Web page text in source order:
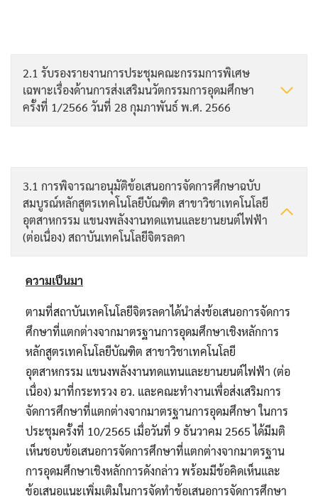
2.1 รับรองรายงานการประชุมคณะกรรมการพิเศษ
เฉพาะเรื่องด้านการส่งเสริมนวัตกรรมการอุดมศึกษา
ครั้งที่ 1/2566 วันที่ 28 กุมภาพันธ์ พ.ศ. 2566
3.1 การพิจารณาอนุมัติข้อเสนอการจัดการศึกษาฉบับ
สมบูรณ์หลักสูตรเทคโนโลยีบัณฑิต สาขาวิชาเทคโนโลยี
อุตสาหกรรม แขนงพลังงานทดแทนและยานยนต์ไฟฟ้า
(ต่อเนื่อง) สถาบันเทคโนโลยีจิตรลดา
ความเป็นมา
ตามที่สถาบันเทคโนโลยีจิตรลดาได้นำส่งข้อเสนอการจัดการ
ศึกษาที่แตกต่างจากมาตรฐานการอุดมศึกษาเชิงหลักการ
หลักสูตรเทคโนโลยีบัณฑิต สาขาวิชาเทคโนโลยี
อุตสาหกรรม แขนงพลังงานทดแทนและยานยนต์ไฟฟ้า (ต่อ
เนื่อง) มาที่กระทรวง อว. และคณะทำงานเพื่อส่งเสริมการ
จัดการศึกษาที่แตกต่างจากมาตรฐานการอุดมศึกษา ในการ
ประชุมครั้งที่ 10/2565 เมื่อวันที่ 9 ธันวาคม 2565 ได้มีมติ
เห็นชอบข้อเสนอการจัดการศึกษาที่แตกต่างจากมาตรฐาน
การอุดมศึกษาเชิงหลักการดังกล่าว พร้อมมีข้อคิดเห็นและ
ข้อเสนอแนะเพิ่มเติมในการจัดทำข้อเสนอการจัดการศึกษา